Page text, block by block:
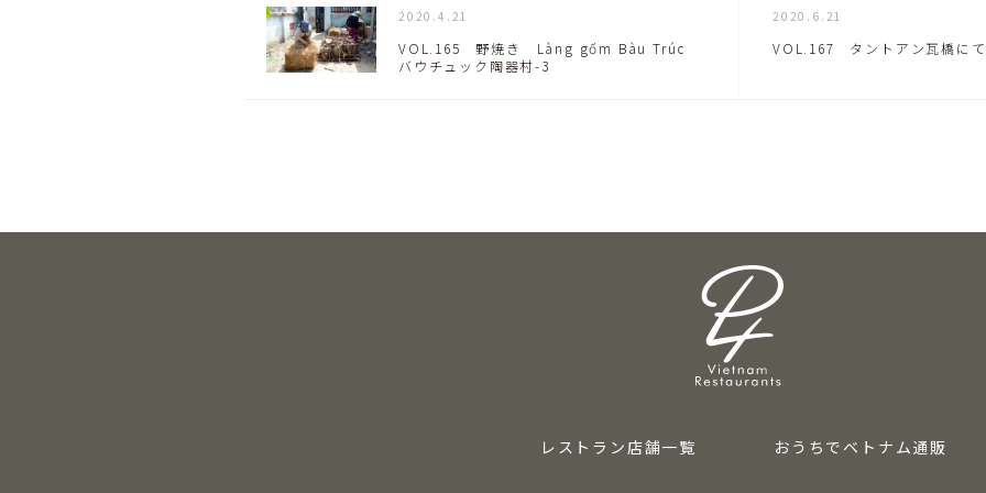
2020.4.21
VOL.165 野焼き Làng gốm Bàu Trúc
バウチュック陶器村-3
2020.6.21
VOL.167 タントアン瓦橋にて
レストラン店舗一覧 おうちでベトナム通販